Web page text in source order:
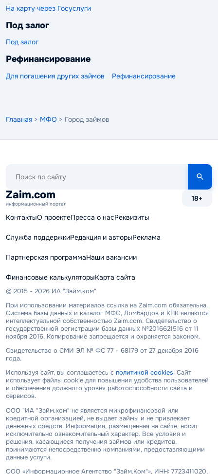
На карту через Госуслуги
Под залог
Под залог
Рефинансирование
Для погашения других займов Рефинансирование
Главная > МФО > Город займов
сайту
Zaim.com
информационный портал
18+
КонтактыО проектеПресса о насРеквизиты
Служба поддержкиРедакция и авторыРеклама
Партнерская программаНаши вакансии
Финансовые калькуляторыКарта сайта
© 2015 - 2026 ИА "Займ.ком"
При использовании материалов ссылка на Zaim.com обязательна.
Система базы данных и каталог МФО, Ломбардов и КПК являются
интеллектуальной собственностью Zaim.com. Свидетельство о
государственной регистрации базы данных №2016621516 от 11
ноября 2016. Копирование запрещается и охраняется законом.
Свидетельство о СМИ ЭЛ № ФС 77 - 68179 от 27 декабря 2016
года.
Используя сайт, вы соглашаетесь с политикой cookies. Сайт
использует файлы cookie для повышения удобства пользователей
и обеспечения должного уровня работоспособности сайта и
сервисов.
ООО "ИА "Займ.ком" не является микрофинансовой или
кредитной организацией, не выдает займы и не привлекает
денежных средств. Информация, размещенная на сайте, носит
исключительно ознакомительный характер. Все условия и
решения, касающиеся получения займов или кредитов,
принимаются непосредственно компаниями, предоставляющими
данные услуги.
ООО «Информационное Агентство "Займ.Ком"», ИНН: 7723411020,